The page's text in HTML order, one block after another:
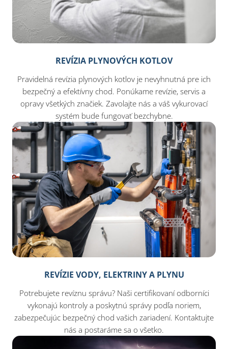
REVÍZIA PLYNOVÝCH KOTLOV
Pravidelná revízia plynových kotlov je nevyhnutná pre ich
bezpečný a efektívny chod. Ponúkame revízie, servis a
opravy všetkých značiek. Zavolajte nás a váš vykurovací
systém bude fungovať bezchybne.
REVÍZIE VODY, ELEKTRINY A PLYNU
Potrebujete revíznu správu? Naši certifikovaní odborníci
vykonajú kontroly a poskytnú správy podľa noriem,
zabezpečujúc bezpečný chod vašich zariadení. Kontaktujte
nás a postaráme sa o všetko.